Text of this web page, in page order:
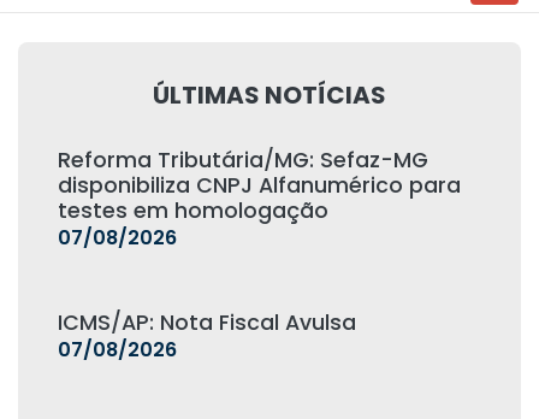
ÚLTIMAS NOTÍCIAS
Reforma Tributária/MG: Sefaz-MG
disponibiliza CNPJ Alfanumérico para
testes em homologação
07/08/2026
ICMS/AP: Nota Fiscal Avulsa
07/08/2026